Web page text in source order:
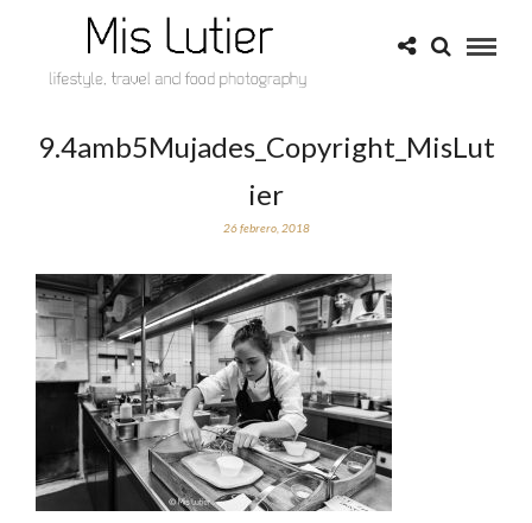
9.4amb5Mujades_Copyright_MisLut
ier
26 febrero, 2018